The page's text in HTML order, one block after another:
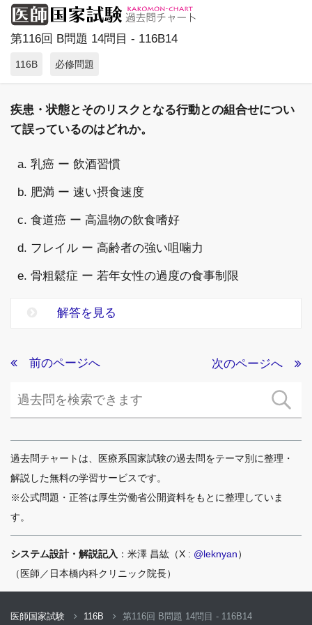
第116回 B問題 14問目 - 116B14
116B 必修問題
疾患・状態とそのリスクとなる行動との組合せについ
て誤っているのはどれか。
a. 乳癌 ー 飲酒習慣
b. 肥満 ー 速い摂食速度
c. 食道癌 ー 高温物の飲食嗜好
d. フレイル ー 高齢者の強い咀噛力
e. 骨粗鬆症 ー 若年女性の過度の食事制限
解答を見る
前のページへ 次のページへ
過去問チャートは、医療系国家試験の過去問をテーマ別に整理・
解説した無料の学習サービスです。
※公式問題・正答は厚生労働省公開資料をもとに整理していま
す。
システム設計・解説記入 ：米澤 昌紘（X : @leknyan）
（医師／日本橋内科クリニック院長）
医師国家試験 116B 第116回 B問題 14問目 - 116B14